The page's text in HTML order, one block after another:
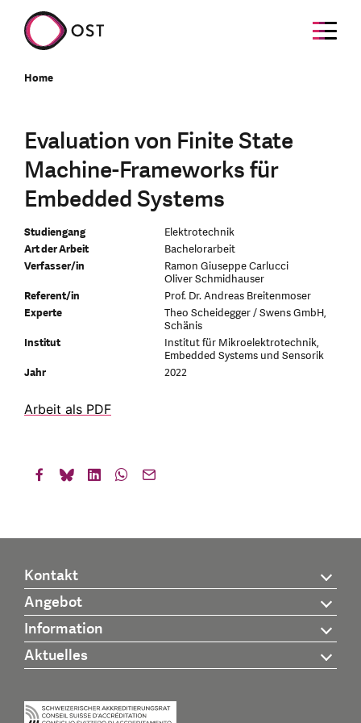
Home
Evaluation von Finite State
Machine-Frameworks für
Embedded Systems
Studiengang
Elektrotechnik
Art der Arbeit
Bachelorarbeit
Verfasser/in
Ramon Giuseppe Carlucci
Oliver Schmidhauser
Referent/in
Prof. Dr. Andreas Breitenmoser
Experte
Theo Scheidegger / Swens GmbH,
Schänis
Institut
Institut für Mikroelektrotechnik,
Embedded Systems und Sensorik
Jahr
2022
Arbeit als PDF
Kontakt
Angebot
Information
Aktuelles